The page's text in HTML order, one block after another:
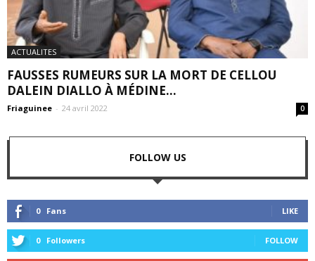
ACTUALITES
FAUSSES RUMEURS SUR LA MORT DE CELLOU
DALEIN DIALLO À MÉDINE...
Friaguinee - 24 avril 2022 0
FOLLOW US
0 Fans LIKE
0 Followers FOLLOW